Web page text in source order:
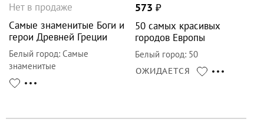
Нет в продаже
Самые знаменитые Боги и
герои Древней Греции
Белый город: Самые
знаменитые
573 ₽
50 самых красивых
городов Европы
Белый город: 50
ОЖИДАЕТСЯ